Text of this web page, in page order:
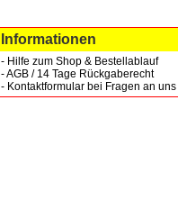
Informationen
- Hilfe zum Shop & Bestellablauf
-AGB / 14 Tage Rückgaberecht
- Kontaktformular bei Fragen an uns